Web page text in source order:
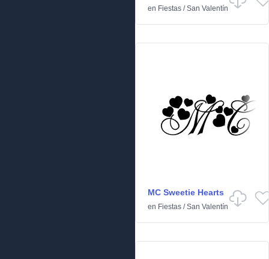
en Fiestas /San Valentín
MC Sweetie Hearts
en Fiestas /San Valentín